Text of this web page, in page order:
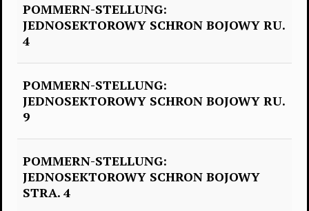
POMMERN-STELLUNG:
JEDNOSEKTOROWY SCHRON BOJOWY RU.
4
POMMERN-STELLUNG:
JEDNOSEKTOROWY SCHRON BOJOWY RU.
9
POMMERN-STELLUNG:
JEDNOSEKTOROWY SCHRON BOJOWY
STRA. 4